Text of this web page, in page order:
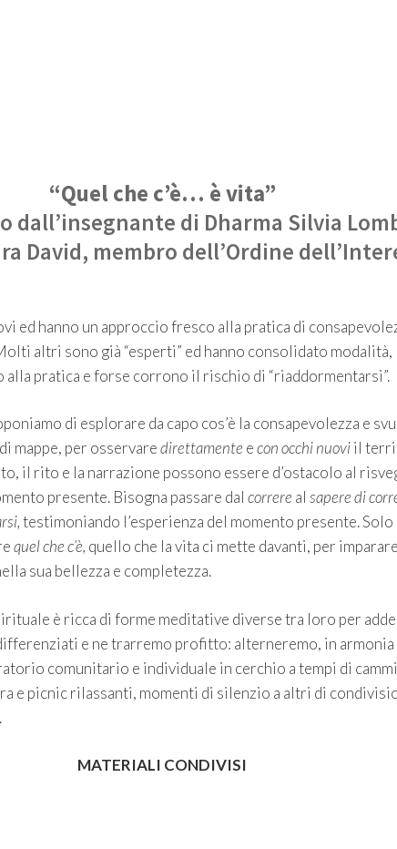
“Quel che c’è… è vita”
dall’insegnante di Dharma Silvia
David, membro dell’Ordine
ed hanno un approccio fresco alla pratica di
altri sono già “esperti” ed hanno consolidato modalità,
pratica e forse corrono il rischio di “riaddormentarsi”.
di esplorare da capo cos’è la consapevolezza e
mappe, per osservaredirettamente econ occhi nuoviil
il rito e la narrazione possono essere d’ostacolo al
presente. Bisogna passare dal correre al sapere di
testimoniando l’esperienza del momento presente. Solo
quel che c’è, quello che la vita ci mette davanti, per
sua bellezza e completezza.
è ricca di forme meditative diverse tra loro per
e ne trarremo profitto: alterneremo, in armonia
comunitario e individuale in cerchio a tempi di
e picnic rilassanti, momenti di silenzio a altri di
MATERIALI CONDIVISI